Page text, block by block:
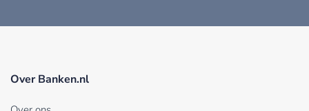
Over Banken.nl